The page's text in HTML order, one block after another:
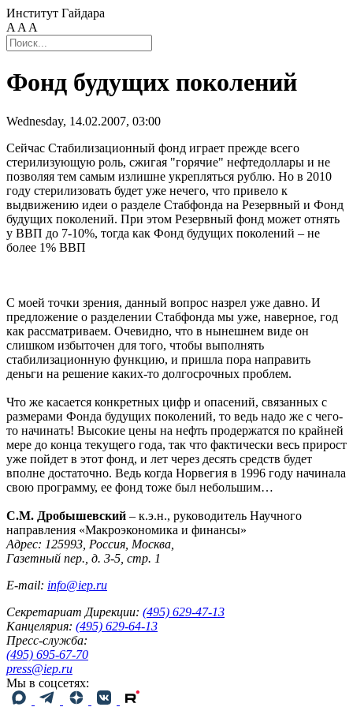
Институт Гайдара
A A A
Фонд будущих поколений
Wednesday, 14.02.2007, 03:00
Сейчас Стабилизационный фонд играет прежде всего
стерилизующую роль, сжигая "горячие" нефтедоллары и не
позволяя тем самым излишне укрепляться рублю. Но в 2010
году стерилизовать будет уже нечего, что привело к
выдвижению идеи о разделе Стабфонда на Резервный и Фонд
будущих поколений. При этом Резервный фонд может отнять
у ВВП до 7-10%, тогда как Фонд будущих поколений – не
более 1% ВВП
С моей точки зрения, данный вопрос назрел уже давно. И
предложение о разделении Стабфонда мы уже, наверное, год
как рассматриваем. Очевидно, что в нынешнем виде он
слишком избыточен для того, чтобы выполнять
стабилизационную функцию, и пришла пора направить
деньги на решение каких-то долгосрочных проблем.
Что же касается конкретных цифр и опасений, связанных с
размерами Фонда будущих поколений, то ведь надо же с чего-
то начинать! Высокие цены на нефть продержатся по крайней
мере до конца текущего года, так что фактически весь прирост
уже пойдет в этот фонд, и лет через десять средств будет
вполне достаточно. Ведь когда Норвегия в 1996 году начинала
свою программу, ее фонд тоже был небольшим…
С.М. Дробышевский – к.э.н., руководитель Научного
направления «Макроэкономика и финансы»
Адрес: 125993, Россия, Москва,
Газетный пер., д. 3-5, стр. 1
E-mail: info@iep.ru
Секретариат Дирекции: (495) 629-47-13
Канцелярия: (495) 629-64-13
Пресс-служба:
(495) 695-67-70
press@iep.ru
Мы в соцсетях: